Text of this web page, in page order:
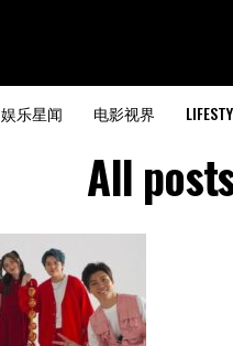
娱乐星闻 电影视界
All